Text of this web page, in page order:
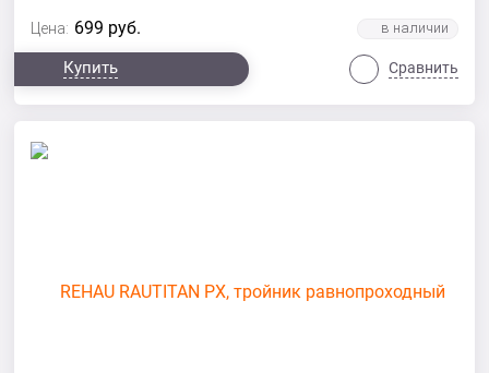
Цена: 699 руб.
Купить Сравнить